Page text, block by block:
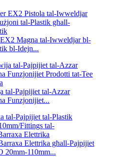
Magna tal-Iwweldjar bl-
bl-Idejn...
tal-Pajpijiet tal-Azzar
Funzjonijiet...
Elettrika għall-Pajpijiet
20mm-110mm...